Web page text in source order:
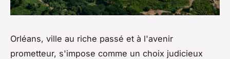
Orléans, ville au riche passé et à l'avenir
prometteur, s'impose comme un choix judicieux